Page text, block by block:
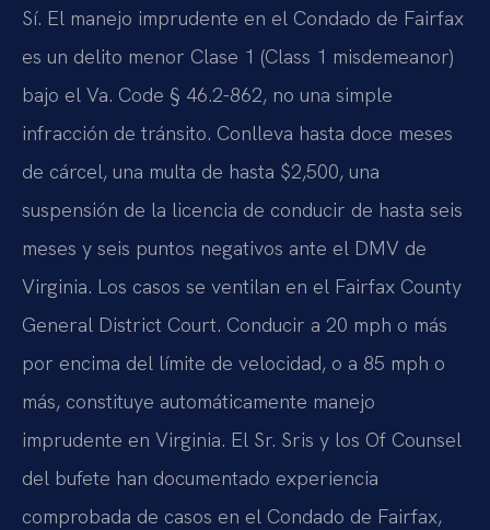
Sí. El manejo imprudente en el Condado de Fairfax
es un delito menor Clase 1 (Class 1 misdemeanor)
bajo el Va. Code § 46.2-862, no una simple
infracción de tránsito. Conlleva hasta doce meses
de cárcel, una multa de hasta $2,500, una
suspensión de la licencia de conducir de hasta seis
meses y seis puntos negativos ante el DMV de
Virginia. Los casos se ventilan en el Fairfax County
General District Court. Conducir a 20 mph o más
por encima del límite de velocidad, o a 85 mph o
más, constituye automáticamente manejo
imprudente en Virginia. El Sr. Sris y los Of Counsel
del bufete han documentado experiencia
comprobada de casos en el Condado de Fairfax,